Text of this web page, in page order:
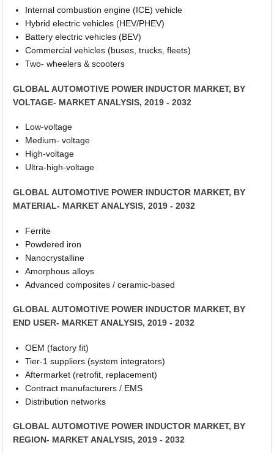
Internal combustion engine (ICE) vehicle
Hybrid electric vehicles (HEV/PHEV)
Battery electric vehicles (BEV)
Commercial vehicles (buses, trucks, fleets)
Two- wheelers & scooters
GLOBAL AUTOMOTIVE POWER INDUCTOR MARKET, BY
VOLTAGE- MARKET ANALYSIS, 2019 - 2032
Low-voltage
Medium- voltage
High-voltage
Ultra-high-voltage
GLOBAL AUTOMOTIVE POWER INDUCTOR MARKET, BY
MATERIAL- MARKET ANALYSIS, 2019 - 2032
Ferrite
Powdered iron
Nanocrystalline
Amorphous alloys
Advanced composites / ceramic-based
GLOBAL AUTOMOTIVE POWER INDUCTOR MARKET, BY
END USER- MARKET ANALYSIS, 2019 - 2032
OEM (factory fit)
Tier-1 suppliers (system integrators)
Aftermarket (retrofit, replacement)
Contract manufacturers / EMS
Distribution networks
GLOBAL AUTOMOTIVE POWER INDUCTOR MARKET, BY
REGION- MARKET ANALYSIS, 2019 - 2032